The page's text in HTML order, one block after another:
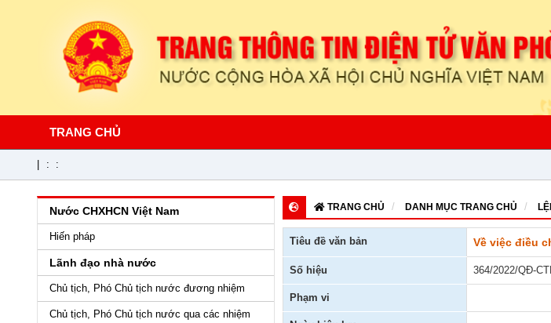
TRANG CHỦ
: :
TRANG CHỦ DANH MỤC TRANG CHỦ
Tiêu đề văn bản Về việc điều
Số hiệu 364/2022/QĐ-
Phạm vi
Nước CHXHCN Việt Nam
Hiến pháp
Lãnh đạo nhà nước
Chủ tịch, Phó Chủ tịch nước đương nhiệm
Chủ tịch, Phó Chủ tịch nước qua các nhiệm